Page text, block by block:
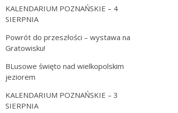
KALENDARIUM POZNAŃSKIE – 4
SIERPNIA
Powrót do przeszłości – wystawa na
Gratowisku!
BLusowe święto nad wielkopolskim
jeziorem
KALENDARIUM POZNAŃSKIE – 3
SIERPNIA